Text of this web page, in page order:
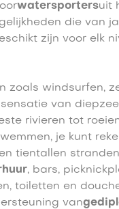
watersportersuit
die van
zijn voor elk
zoals windsurfen,
van
rivieren tot
je kunt
en tientallen stranden
, bars,
toiletten en
van